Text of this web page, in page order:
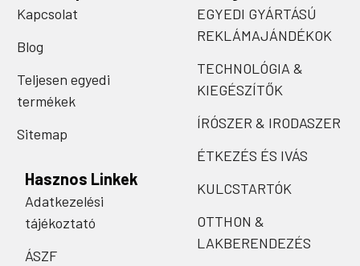
Kapcsolat
Blog
Teljesen egyedi
termékek
Sitemap
Hasznos Linkek
Adatkezelési
tájékoztató
ÁSZF
EGYEDI GYÁRTÁSÚ
REKLÁMAJÁNDÉKOK
TECHNOLÓGIA &
KIEGÉSZÍTŐK
ÍRÓSZER & IRODASZER
ÉTKEZÉS ÉS IVÁS
KULCSTARTÓK
OTTHON &
LAKBERENDEZÉS